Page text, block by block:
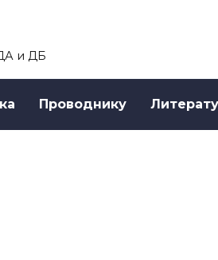
и ДБ
Проводнику